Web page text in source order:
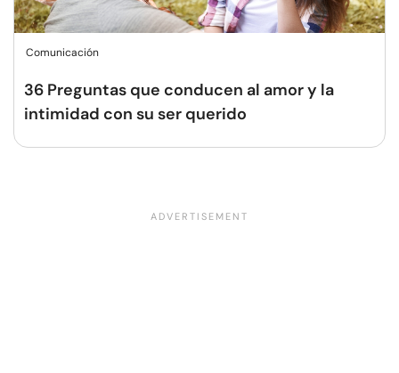
Comunicación
36 Preguntas que conducen al amor y la
intimidad con su ser querido